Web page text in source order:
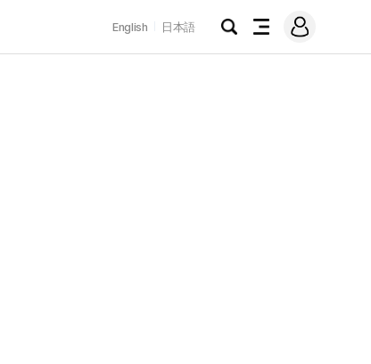
English 日本語
검
전
메
그